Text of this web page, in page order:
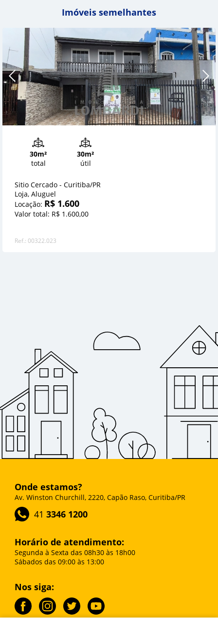
Imóveis semelhantes
30m²
total
30m²
útil
Sitio Cercado - Curitiba/PR
Loja, Aluguel
Locação: R$ 1.600
Valor total: R$ 1.600,00
Ref.: 00322.023
Onde estamos?
Av. Winston Churchill, 2220, Capão Raso, Curitiba/PR
41 3346 1200
Horário de atendimento:
Segunda à Sexta das 08h30 às 18h00
Sábados das 09:00 às 13:00
Nos siga: